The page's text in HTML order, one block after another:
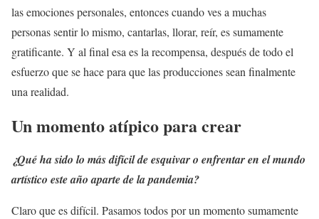
las emociones personales, entonces cuando ves a muchas
personas sentir lo mismo, cantarlas, llorar, reír, es sumamente
gratificante. Y al final esa es la recompensa, después de todo el
esfuerzo que se hace para que las producciones sean finalmente
una realidad.
Un momento atípico para crear
¿Qué ha sido lo más difícil de esquivar o enfrentar en el mundo
artístico este año aparte de la pandemia?
Claro que es difícil. Pasamos todos por un momento sumamente